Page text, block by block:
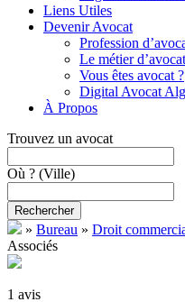
Liens Utiles
Devenir Avocat
Profession
Le métier
Vous êtes avocat ?
Digital Avocat
À Propos
Trouvez un avocat
Où ? (Ville)
Rechercher
» Bureau » Droit
Associés
1 avis